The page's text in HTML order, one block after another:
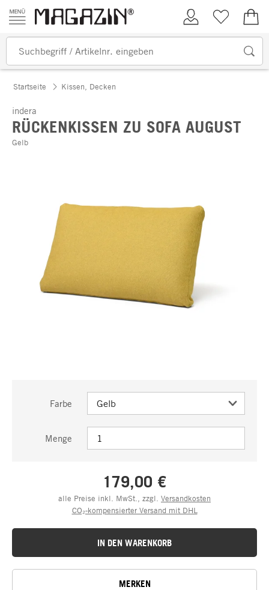
Zum Inhalt springen
Kundenkonto
Merkliste
Startseite Kissen, Decken
indera
RÜCKENKISSEN ZU SOFA AUGUST
Gelb
Farbe
Menge
179,00 €
alle Preise inkl. MwSt., zzgl. Versandkosten
CO₂-kompensierter Versand mit DHL
IN DEN WARENKORB
MERKEN